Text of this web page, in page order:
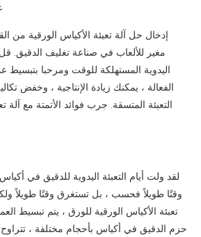
إدخال حل آلة تعبئة الأكياس الورقية من
اليدوية المستهلكة للوقت ومرحبا بتبسيط
الفعالة ، يمكنك زيادة الإنتاجية ، وخفض
التعبئة المتسقة. جرب فوائد الأتمتة مع آلة
لقد ولت أيام التعبئة اليدوية للدقيق في
وقتًا طويلاً فحسب ، بل تستغرق وقتًا طويلاً
تعبئة الأكياس الورقية للورق ، يتم تبسيط